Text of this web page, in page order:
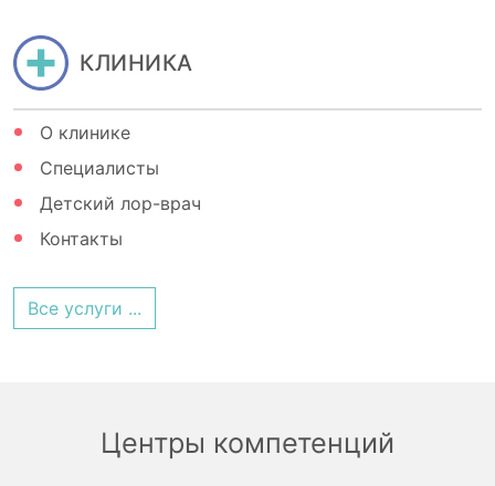
КЛИНИКА
О клинике
Специалисты
Детский лор-врач
Контакты
Все услуги ...
Центры компетенций